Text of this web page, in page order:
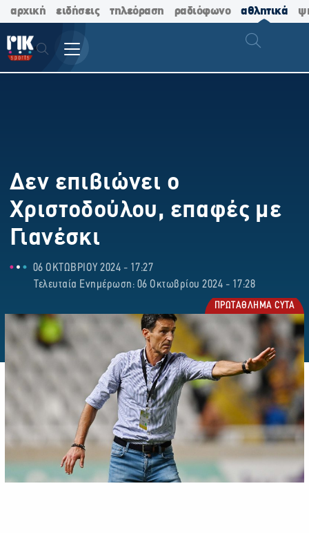
αρχική ειδήσεις τηλεόραση ραδιόφωνο αθλητικά
Δεν επιβιώνει ο
Χριστοδούλου, επαφές με
Γιανέσκι
06 ΟΚΤΩΒΡΙΟΥ 2024 - 17:27
Τελευταία Ενημέρωση: 06 Οκτωβρίου 2024 - 17:28
ΠΡΩΤΑΘΛΗΜΑ CYTA